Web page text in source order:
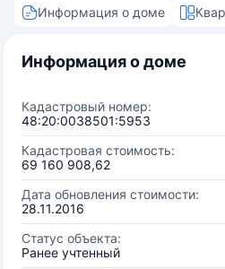
Информация о доме
Информация о доме
Кадастровый номер:
48:20:0038501:5953
Кадастровая стоимость:
69 160 908,62
Дата обновления стоимости:
28.11.2016
Статус объекта:
Ранее учтенный